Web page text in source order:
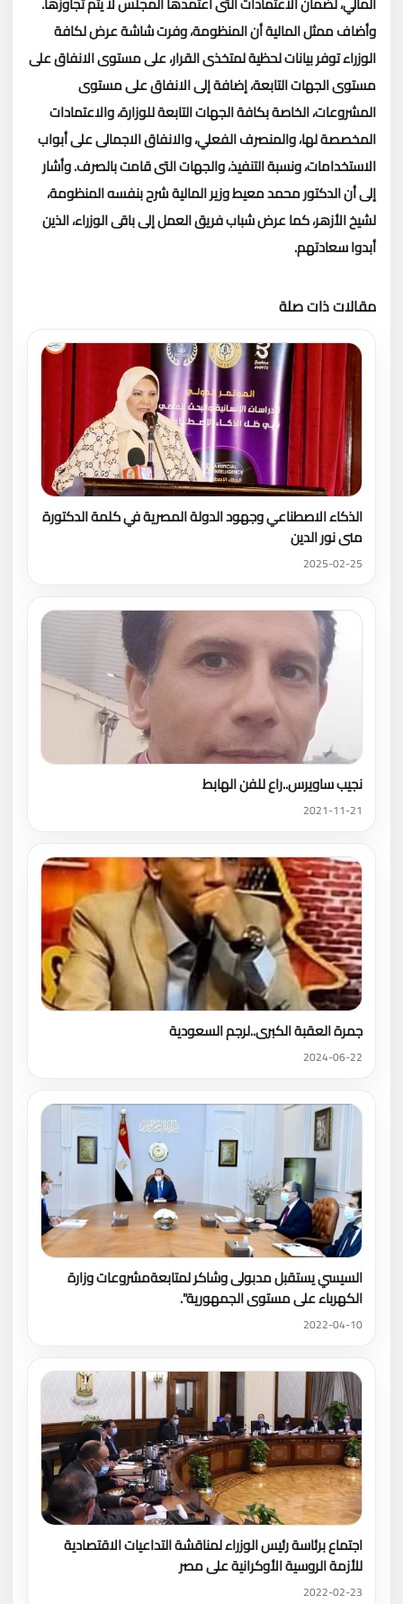
وأضاف ممثل المالية أن المنظومة، وفرت شاشة عرض لكافة
الوزراء توفر بيانات لحظية لمتخذى القرار، على مستوى الانفاق على
مستوى الجهات التابعة، إضافة إلى الانفاق على مستوى
المشروعات، الخاصة بكافة الجهات التابعة للوزارة، والاعتمادات
المخصصة لها، والمنصرف الفعلي، والانفاق الاجمالى على أبواب
الاستخدامات، ونسبة التنفيذ، والجهات التى قامت بالصرف.وأشار
إلى أن الدكتور محمد معيط وزير المالية شرح بنفسه المنظومة،
لشيخ الأزهر، كما عرض شباب فريق العمل إلى باقى الوزراء، الذين
أبدوا سعادتهم.
مقالات ذات صلة
الذكاء الاصطناعي وجهود الدولة المصرية في كلمة الدكتورة
منى نور الدين
2025-02-25
نجيب ساويرس..راع للفن الهابط
2021-11-21
جمرة العقبة الكبرى..لرجم السعودية
2024-06-22
السيسي يستقبل مدبولى وشاكر لمتابعةمشروعات وزارة
الكهرباء على مستوى الجمهورية".
2022-04-10
اجتماع برئاسة رئيس الوزراء لمناقشة التداعيات الاقتصادية
للأزمة الروسية الأوكرانية على مصر
2022-02-23